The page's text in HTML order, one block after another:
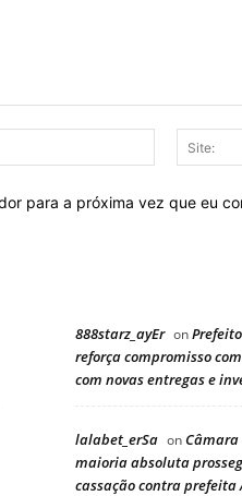
mail:
para a próxima vez que eu
888starz_ayEr on
reforça compromisso
com novas entregas e
lalabet_erSa on
maioria absoluta
cassação contra prefeita